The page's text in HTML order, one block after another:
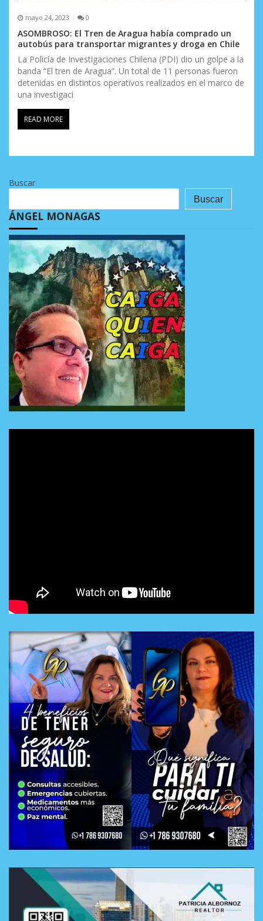
mayo 24, 2023 0
ASOMBROSO: El Tren de Aragua había comprado un
autobús para transportar migrantes y droga en Chile
La Policía de Investigaciones Chilena (PDI) dio un golpe a la
banda “El tren de Aragua”. Un total de 11 personas fueron
detenidas en distintos operativos realizados en el marco de
una investigaci
READ MORE
Buscar
Buscar
ÁNGEL MONAGAS